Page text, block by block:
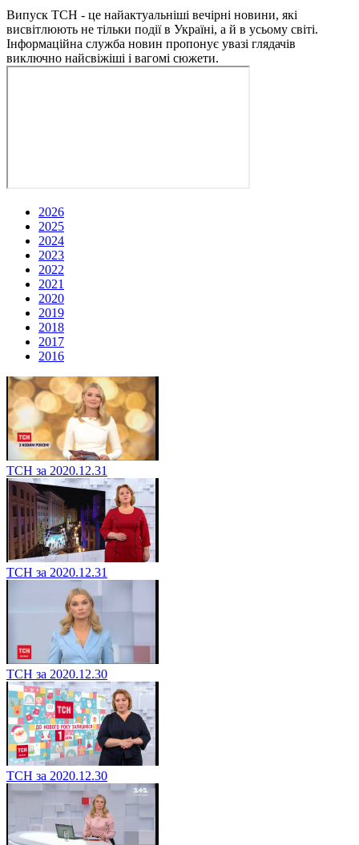
Випуск ТСН - це найактуальніші вечірні новини, які
висвітлюють не тільки події в Україні, а й в усьому світі.
Інформаційна служба новин пропонує увазі глядачів
виключно найсвіжіші і вагомі сюжети.
2026
2025
2024
2023
2022
2021
2020
2019
2018
2017
2016
ТСН за 2020.12.31
ТСН за 2020.12.31
ТСН за 2020.12.30
ТСН за 2020.12.30